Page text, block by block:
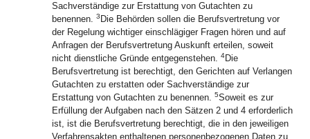
Sachverständige zur Erstattung von Gutachten zu
benennen. 3 Die Behörden sollen die Berufsvertretung vor
der Regelung wichtiger einschlägiger Fragen hören und auf
Anfragen der Berufsvertretung Auskunft erteilen, soweit
nicht dienstliche Gründe entgegenstehen. 4Die
Berufsvertretung ist berechtigt, den Gerichten auf Verlangen
Gutachten zu erstatten oder Sachverständige zur
Erstattung von Gutachten zu benennen. 5Soweit es zur
Erfüllung der Aufgaben nach den Sätzen 2 und 4 erforderlich
ist, ist die Berufsvertretung berechtigt, die in den jeweiligen
Verfahrensakten enthaltenen personenbezogenen Daten zu